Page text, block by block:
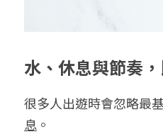
水、休息與節奏
很多人出遊時會忽略最
息 。